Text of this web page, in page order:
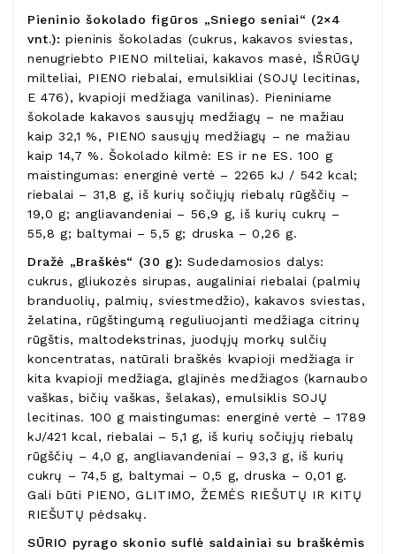
Pieninio šokolado figūros „Sniego seniai“ (2×4
vnt.):pieninis šokoladas (cukrus, kakavos sviestas,
nenugriebto PIENO milteliai, kakavos masė, IŠRŪGŲ
milteliai, PIENO riebalai, emulsikliai (SOJŲ lecitinas,
E 476), kvapioji medžiaga vanilinas). Pieniniame
šokolade kakavos sausųjų medžiagų – ne mažiau
kaip 32,1 %, PIENO sausųjų medžiagų – ne mažiau
kaip 14,7 %. Šokolado kilmė: ES ir ne ES. 100 g
maistingumas: energinė vertė – 2265 kJ / 542 kcal;
riebalai – 31,8 g, iš kurių sočiųjų riebalų rūgščių –
19,0 g; angliavandeniai – 56,9 g, iš kurių cukrų –
55,8 g; baltymai – 5,5 g; druska – 0,26 g.
Dražė „Braškės“ (30 g):Sudedamosios dalys:
cukrus, gliukozės sirupas, augaliniai riebalai (palmių
branduolių, palmių, sviestmedžio), kakavos sviestas,
želatina, rūgštingumą reguliuojanti medžiaga citrinų
rūgštis, maltodekstrinas, juodųjų morkų sulčių
koncentratas, natūrali braškės kvapioji medžiaga ir
kita kvapioji medžiaga, glajinės medžiagos (karnaubo
vaškas, bičių vaškas, šelakas), emulsiklis SOJŲ
lecitinas. 100 g maistingumas: energinė vertė – 1789
kJ/421 kcal, riebalai – 5,1 g, iš kurių sočiųjų riebalų
rūgščių – 4,0 g, angliavandeniai – 93,3 g, iš kurių
cukrų – 74,5 g, baltymai – 0,5 g, druska – 0,01 g.
Gali būti PIENO, GLITIMO, ŽEMĖS RIEŠUTŲ IR KITŲ
RIEŠUTŲ pėdsakų.
SŪRIO pyrago skonio suflė saldainiai su braškėmis